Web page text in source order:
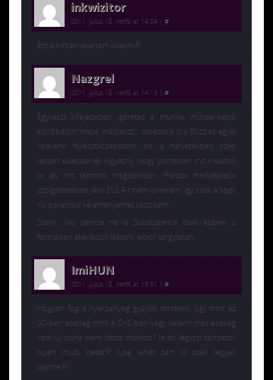
inkwizitor
2011. július 18. hétfő at 14:04 #
Ezt a hírt én akartam kirakni:P
Nazgrel
2011. július 18. hétfő at 14:13 #
Egyrészt kifejezetten ígéretes a munka, mindenképp
kipróbálom majd, másrészt… továbbra is a Blizz az egyik
kedvenc fejlesztőcsapatom, de a helyetekben szép
lassan elkezdenék vigyázni, hogy pontosan mit kreáltok
le, és mit tartotok magatokban. Persze marketplace
szolgáltatással járó EULA-t nem ismerem, így csak a saját
kis paranoid véleményemet közöltem.
Szerk.: No persze ha a Substistence csak ebben a
formában akaródzik létezni, akkor tárgytalan.
ImiHUN
2011. július 18. hétfő at 19:51 #
Hogyan fog a nyersanyag gyűjtés történni, úgy mint az
SC-ben esetleg mint a CnC-ben vagy valami más esetleg
vadi új soha nem látott módon? Ja és légyszi tartsatok
open multi bétát:P (,de lehet zárt is csak legyek
benne:P).